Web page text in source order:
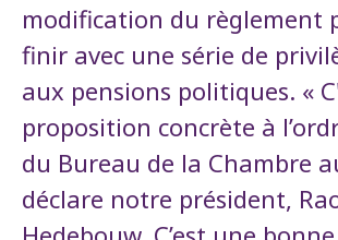
modification du règlement
finir avec une série de
aux pensions politiques. «
proposition concrète à
du Bureau de la Chambre
déclare notre président,